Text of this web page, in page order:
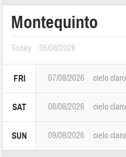
Montequinto
Today 06/08/2026
FRI 07/08/2026 cielo claro
SAT 08/08/2026 cielo claro
SUN 09/08/2026 cielo claro